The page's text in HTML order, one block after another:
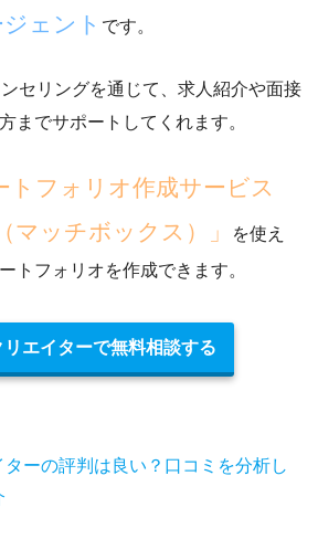
ェント です。
セリングを通じて、求人紹介や面接
までサポートしてくれます。
トフォリオ作成サービス
マッチボックス）」
を使え
トフォリオを作成できます。
リエイターで無料相談する
ーの評判は良い？口コミを分析し